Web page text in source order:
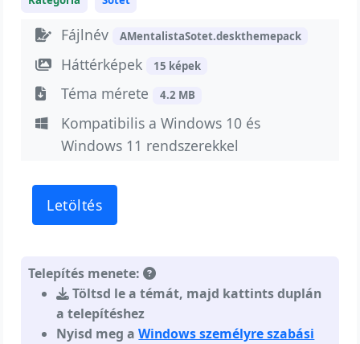
Fájlnév AMentalistaSotet.deskthemepack
Háttérképek 15 képek
Téma mérete 4.2 MB
Kompatibilis a Windows 10 és
Windows 11 rendszerekkel
Letöltés
Telepítés menete:
Töltsd le a témát, majd kattints duplán
a telepítéshez
Nyisd meg aWindows személyre szabási